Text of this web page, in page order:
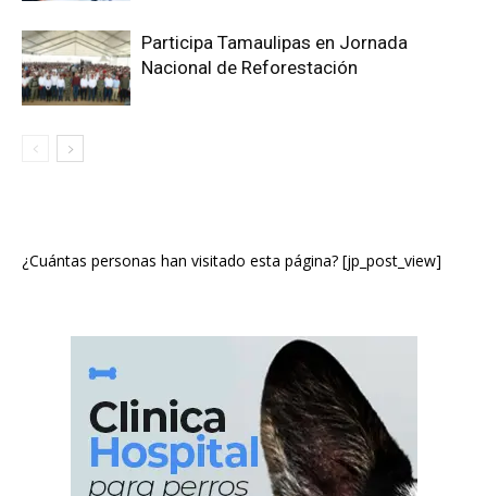
Participa Tamaulipas en Jornada
Nacional de Reforestación
¿Cuántas personas han visitado esta página? [jp_post_view]